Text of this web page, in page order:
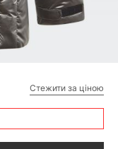
Стежити за ціною